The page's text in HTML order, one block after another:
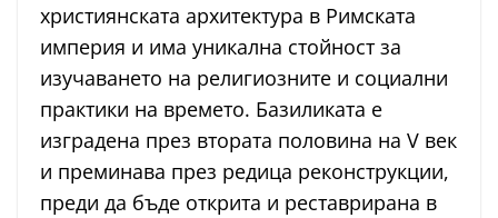
християнската архитектура в Римската
империя и има уникална стойност за
изучаването на религиозните и социални
практики на времето. Базиликата е
изградена през втората половина на V век
и преминава през редица реконструкции,
преди да бъде открита и реставрирана в